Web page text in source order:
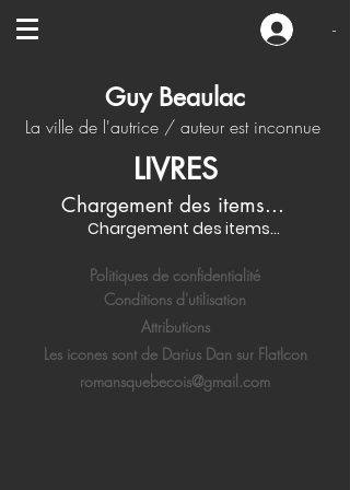
-
Guy Beaulac
La ville de l'autrice / auteur est inconnue
LIVRES
Chargement des items...
Chargement des items...
Politiques de confidentialité
Conditions d'utilisation
Attributions
Les icones sont de Darius Dan sur FlatIcon
romansquebecois@gmail.com